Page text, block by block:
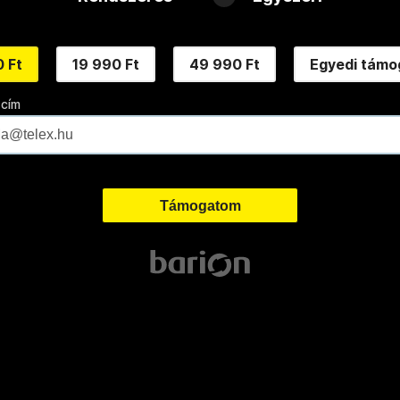
Ft 19 990 Ft 49 990 Ft Egyedi